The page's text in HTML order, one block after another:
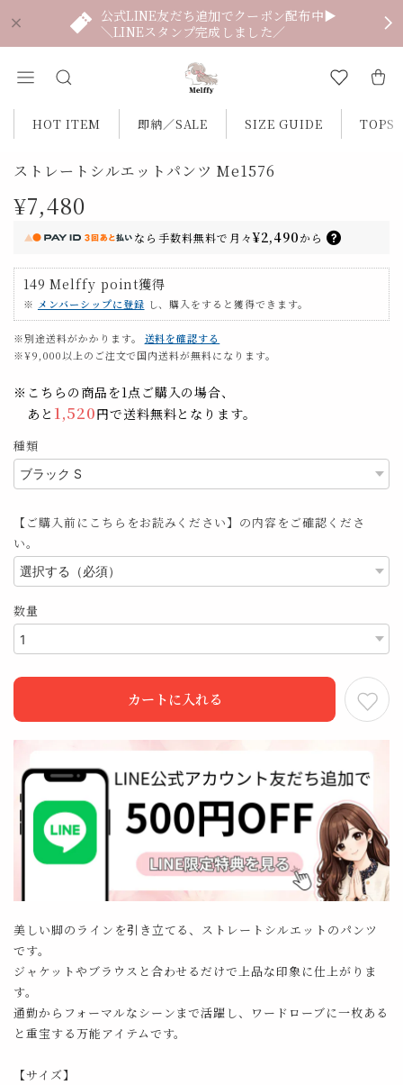
公式LINE友だち追加でクーポン配布中▶
＼LINEスタンプ完成しました／
HOT ITEM 即納／SALE SIZE GUIDE TOPS
ストレートシルエットパンツ Me1576
¥7,480
なら 手数料無料で 月々¥2,490から
149 Melffy point獲得
※ メンバーシップに登録 し、購入をすると獲得できます。
※別途送料がかかります。
送料を確認する
※¥9,000以上のご注文で国内送料が無料になります。
※こちらの商品を1点ご購入の場合、
あと 1,520円で送料無料となります。
種類
【ご購入前にこちらをお読みください】の内容をご確認くださ
い。
数量
カートに入れる
美しい脚のラインを引き立てる、ストレートシルエットのパンツ
です。
ジャケットやブラウスと合わせるだけで上品な印象に仕上がりま
す。
通勤からフォーマルなシーンまで活躍し、ワードローブに一枚ある
と重宝する万能アイテムです。
【サイズ】